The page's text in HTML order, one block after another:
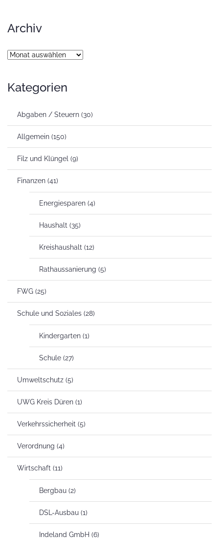
Archiv
Archiv
Kategorien
Abgaben / Steuern (30)
Allgemein (150)
Filz und Klüngel (9)
Finanzen (41)
Energiesparen (4)
Haushalt (35)
Kreishaushalt (12)
Rathaussanierung (5)
FWG (25)
Schule und Soziales (28)
Kindergarten (1)
Schule (27)
Umweltschutz (5)
UWG Kreis Düren (1)
Verkehrssicherheit (5)
Verordnung (4)
Wirtschaft (11)
Bergbau (2)
DSL-Ausbau (1)
Indeland GmbH (6)